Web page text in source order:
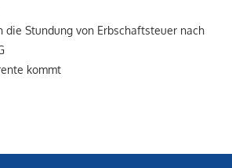
die Stundung von Erbschaftsteuer nach
kommt